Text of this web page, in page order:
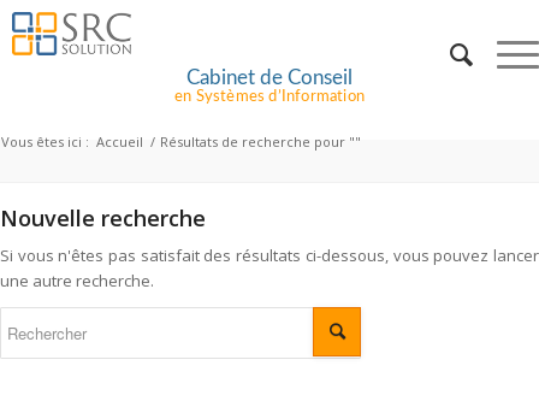
Cabinet de Conseil
en Systèmes d’Information
Vous êtes ici : Accueil / Résultats de recherche pour ""
Nouvelle recherche
Si vous n'êtes pas satisfait des résultats ci-dessous, vous pouvez lancer
une autre recherche.